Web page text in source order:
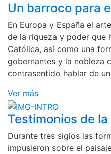
Un barroco para
En Europa y España el
de la riqueza y poder que
Católica, así como una
gobernantes y la nobleza
contrasentido hablar de
Ver más
Testimonios de
Durante tres siglos las
impusieron sobre el